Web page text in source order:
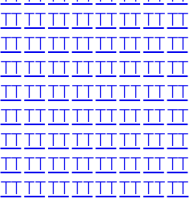
TTTTTTTTTTTTTTTT
TTTTTTTTTTTTTTTT
TTTTTTTTTTTTTTTT
TTTTTTTTTTTTTTTT
TTTTTTTTTTTTTTTT
TTTTTTTTTTTTTTTT
TTTTTTTTTTTTTTTT
TTTTTTTTTTTTTTTT